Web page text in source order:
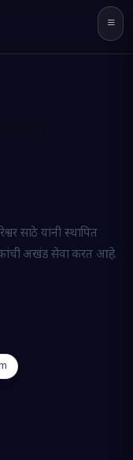
साठे यांनी स्थापित
अखंड सेवा करत आहे.